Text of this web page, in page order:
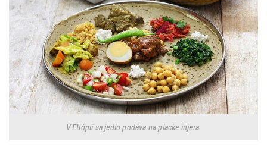
V Etiópii sa jedlo podáva na placke injera.